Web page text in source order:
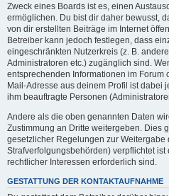
Zweck eines Boards ist es, einen
ermöglichen. Du bist dir daher bewusst,
von dir erstellten Beiträge im Internet
Betreiber kann jedoch festlegen, dass
eingeschränkten Nutzerkreis (z. B.
Administratoren etc.) zugänglich sind.
entsprechenden Informationen im Forum
Mail-Adresse aus deinem Profil ist dabei
ihm beauftragte Personen
Andere als die oben genannten Daten
Zustimmung an Dritte weitergeben. Dies
gesetzlicher Regelungen zur Weitergabe
Strafverfolgungsbehörden) verpflichtet
rechtlicher Interessen erforderlich sind.
GESTATTUNG DER KONTAKTAUFNAHME